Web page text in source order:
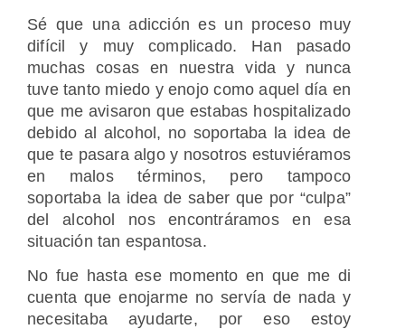
Sé que una adicción es un proceso muy
difícil y muy complicado. Han pasado
muchas cosas en nuestra vida y nunca
tuve tanto miedo y enojo como aquel día en
que me avisaron que estabas hospitalizado
debido al alcohol, no soportaba la idea de
que te pasara algo y nosotros estuviéramos
en malos términos, pero tampoco
soportaba la idea de saber que por “culpa”
del alcohol nos encontráramos en esa
situación tan espantosa.
No fue hasta ese momento en que me di
cuenta que enojarme no servía de nada y
necesitaba ayudarte, por eso estoy